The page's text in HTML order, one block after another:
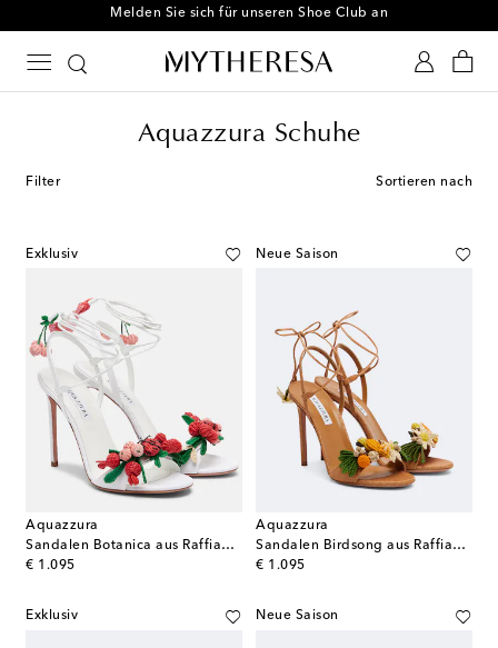
Melden Sie sich für unseren Shoe Club an
Aquazzura Schuhe
Filter Sortieren nach
Exklusiv
Aquazzura
Sandalen Botanica aus Raffiabast mit Leder
€ 1.095
original price
Neue Saison
Aquazzura
Sandalen Birdsong aus Raffiabast
€ 1.095
original price
Exklusiv Neue Saison